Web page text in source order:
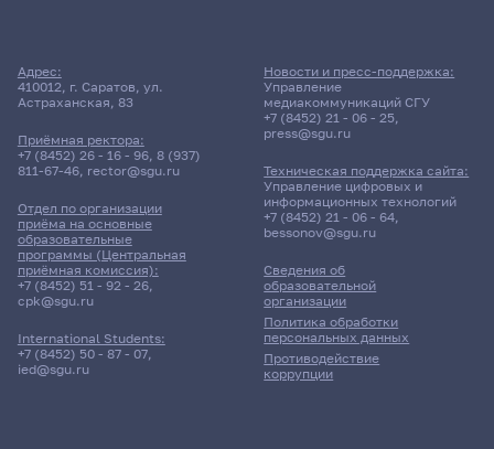
Адрес:
410012, г. Саратов, ул.
Астраханская, 83
Приёмная ректора:
+7 (8452) 26 - 16 - 96, 8 (937)
811-67-46, rector@sgu.ru
Отдел по организации
приёма на основные
образовательные
программы (Центральная
приёмная комиссия):
+7 (8452) 51 - 92 - 26,
cpk@sgu.ru
International Students:
+7 (8452) 50 - 87 - 07,
ied@sgu.ru
Сведения об
образовательной
организации
Политика обработки
персональных данных
Противодействие
коррупции
Новости и пресс-поддержка:
Управление
медиакоммуникаций СГУ
+7 (8452) 21 - 06 - 25,
press@sgu.ru
Техническая поддержка сайта:
Управление цифровых и
информационных технологий
+7 (8452) 21 - 06 - 64,
bessonov@sgu.ru